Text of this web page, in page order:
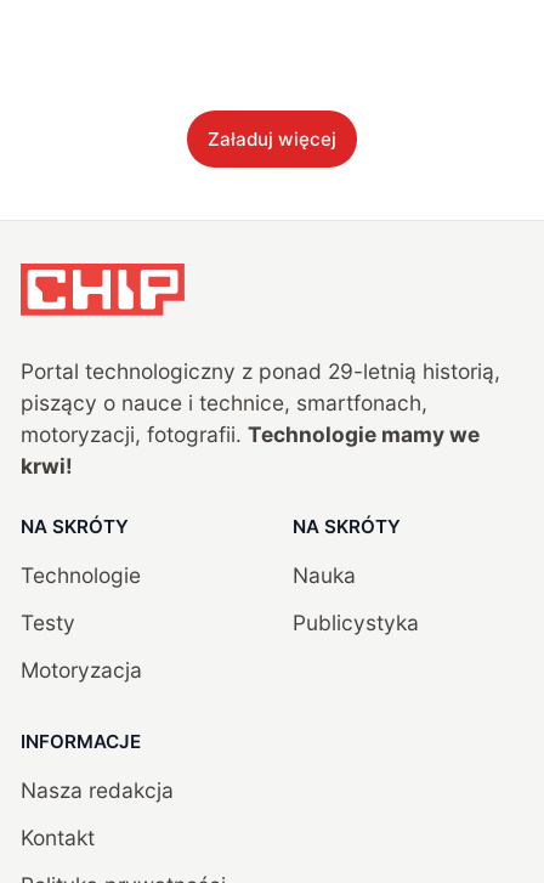
Załaduj więcej
Portal technologiczny z ponad 29-letnią historią,
piszący o nauce i technice, smartfonach,
motoryzacji, fotografii. Technologie mamy we
krwi!
NA SKRÓTY
Technologie
Testy
Motoryzacja
NA SKRÓTY
Nauka
Publicystyka
INFORMACJE
Nasza redakcja
Kontakt